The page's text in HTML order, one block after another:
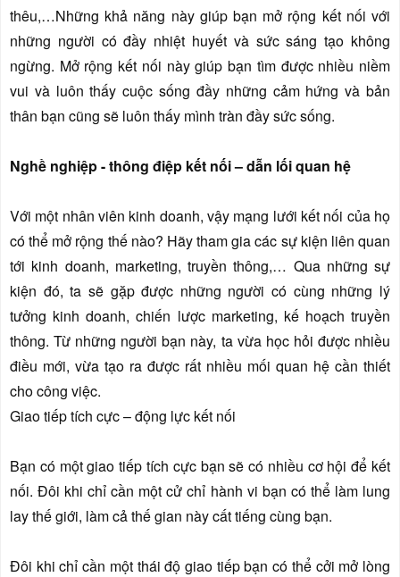
thêu,…Những khả năng này giúp bạn mở rộng kết nối với
những người có đầy nhiệt huyết và sức sáng tạo không
ngừng. Mở rộng kết nối này giúp bạn tìm được nhiều niềm
vui và luôn thấy cuộc sống đầy những cảm hứng và bản
thân bạn cũng sẽ luôn thấy mình tràn đầy sức sống.
Nghề nghiệp - thông điệp kết nối – dẫn lối quan hệ
Với một nhân viên kinh doanh, vậy mạng lưới kết nối của họ
có thể mở rộng thế nào? Hãy tham gia các sự kiện liên quan
tới kinh doanh, marketing, truyền thông,… Qua những sự
kiện đó, ta sẽ gặp được những người có cùng những lý
tưởng kinh doanh, chiến lược marketing, kế hoạch truyền
thông. Từ những người bạn này, ta vừa học hỏi được nhiều
điều mới, vừa tạo ra được rất nhiều mối quan hệ cần thiết
cho công việc.
Giao tiếp tích cực – động lực kết nối
Bạn có một giao tiếp tích cực bạn sẽ có nhiều cơ hội để kết
nối. Đôi khi chỉ cần một cử chỉ hành vi bạn có thể làm lung
lay thế giới, làm cả thế gian này cất tiếng cùng bạn.
Đôi khi chỉ cần một thái độ giao tiếp bạn có thể cởi mở lòng